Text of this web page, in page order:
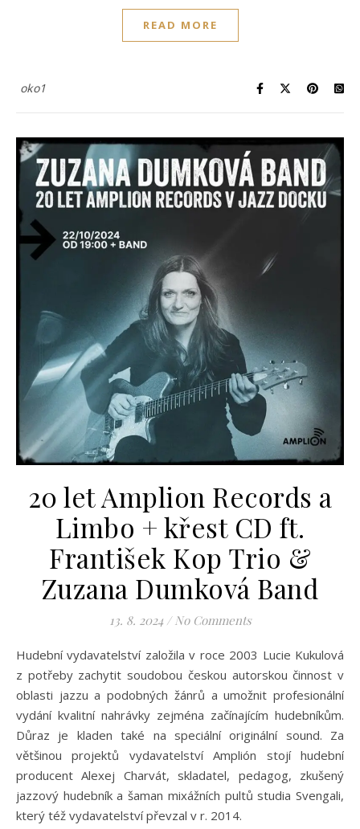
READ MORE
oko1
20 let Amplion Records a
Limbo + křest CD ft.
František Kop Trio &
Zuzana Dumková Band
13. 8. 2024 / No Comments
Hudební vydavatelství založila v roce 2003 Lucie Kukulová
z potřeby zachytit soudobou českou autorskou činnost v
oblasti jazzu a podobných žánrů a umožnit profesionální
vydání kvalitní nahrávky zejména začínajícím hudebníkům.
Důraz je kladen také na speciální originální sound. Za
většinou projektů vydavatelství Amplión stojí hudební
producent Alexej Charvát, skladatel, pedagog, zkušený
jazzový hudebník a šaman mixážních pultů studia Svengali,
který též vydavatelství převzal v r. 2014.